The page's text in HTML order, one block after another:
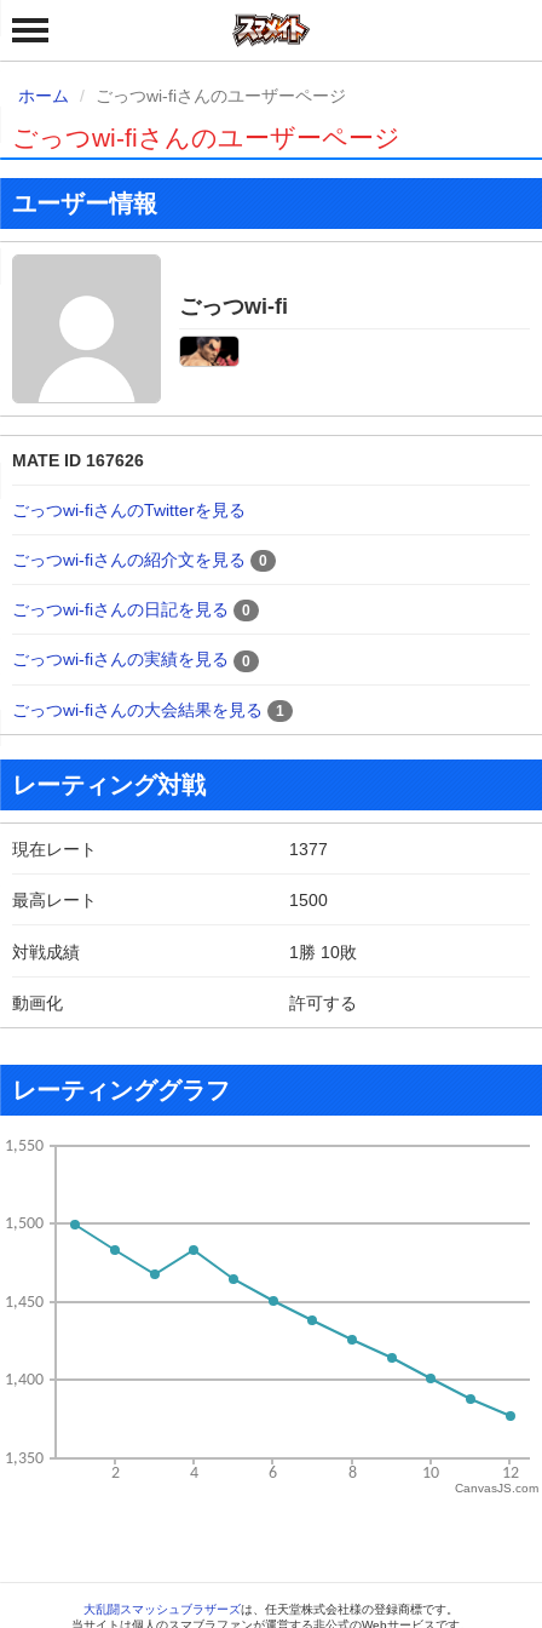
ホーム ごっつwi-fiさんのユーザーページ
ごっつwi-fiさんのユーザーページ
ユーザー情報
ごっつwi-fi
MATE ID 167626
ごっつwi-fiさんのTwitterを見る
ごっつwi-fiさんの紹介文を見る 0
ごっつwi-fiさんの日記を見る 0
ごっつwi-fiさんの実績を見る 0
ごっつwi-fiさんの大会結果を見る 1
レーティング対戦
現在レート 1377
最高レート 1500
対戦成績 1勝 10敗
動画化 許可する
レーティンググラフ
CanvasJS.com
大乱闘スマッシュブラザーズは、任天堂株式会社様の登録商標です。
当サイトは個人のスマブラファンが運営する非公式のWebサービスです。